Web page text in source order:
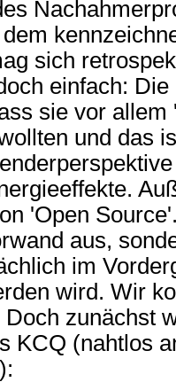
sich
einfach:
sie vor allem
und das
'Open
aus,
im
wird. Wir
Doch zunächst
KCQ (nahtlos